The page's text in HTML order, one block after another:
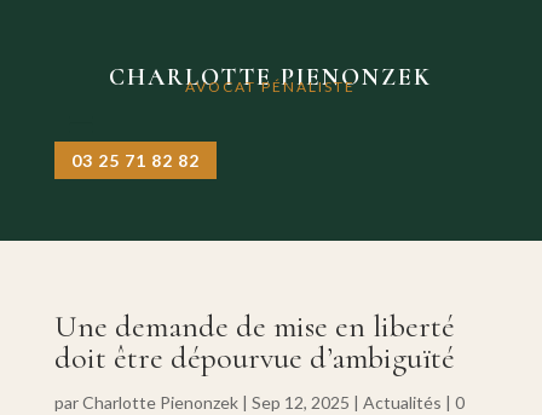
CHARLOTTE PIENONZEK
AVOCAT PÉNALISTE
03 25 71 82 82
Une demande de mise en liberté
doit être dépourvue d’ambiguïté
parCharlotte Pienonzek| Sep 12, 2025 | Actualités | 0